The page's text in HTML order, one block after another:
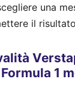
una
il
1